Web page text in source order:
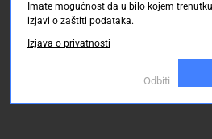
Imate mogućnost da u bilo kojem
izjavi o zaštiti podataka.
Izjava o privatnosti
Odbiti